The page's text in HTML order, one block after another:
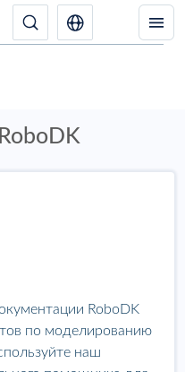
RoboDK
по моделированию
наш